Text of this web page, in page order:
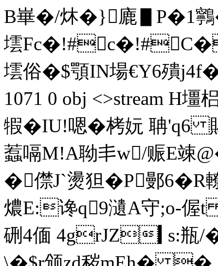
B崋�/炑�}廘▋P�1鸋
墵
墵俗�$顎IN場€Y6殨
1071 0 obj <>stream H
犌�IU!嗯�栲妧 聃
蠚嗝M!A聈丯w/赈E竦
�僸J`燙狚�P鄤6�R
燶E:谗q9瀢A守;o-偓
硎4偭 4grJZ▍s:瓶/